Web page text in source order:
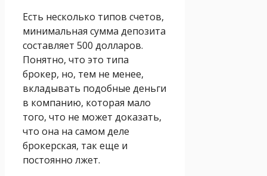
Есть несколько типов счетов,
минимальная сумма депозита
составляет 500 долларов.
Понятно, что это типа
брокер, но, тем не менее,
вкладывать подобные деньги
в компанию, которая мало
того, что не может доказать,
что она на самом деле
брокерская, так еще и
постоянно лжет.